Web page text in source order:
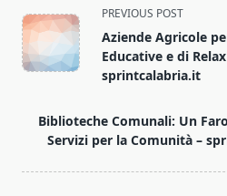
<span
class="nav-
subtitle
screen-
text">Page</span>
PREVIOUS POST
Aziende Agricole
Educative e di
sprintcalabria.it
Biblioteche Comunali: Un
Servizi per la Comunità –